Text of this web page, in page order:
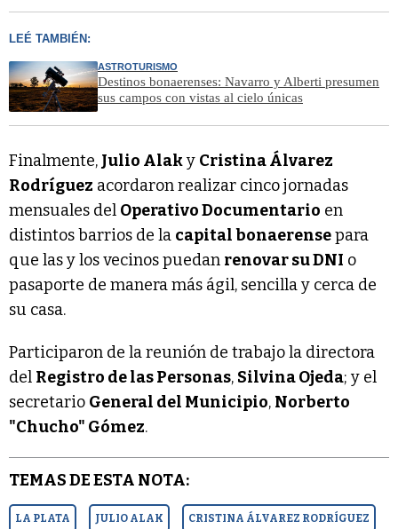
LEÉ TAMBIÉN:
ASTROTURISMO
Destinos bonaerenses: Navarro y Alberti presumen
sus campos con vistas al cielo únicas
Finalmente, Julio Alaky Cristina Álvarez
Rodríguez acordaron realizar cinco jornadas
mensuales del Operativo Documentario en
distintos barrios de la capital bonaerensepara
que las y los vecinos puedan renovar su DNI o
pasaporte de manera más ágil, sencilla y cerca de
su casa.
Participaron de la reunión de trabajo la directora
del Registro de las Personas, Silvina Ojeda; y el
secretario General del Municipio, Norberto
"Chucho" Gómez.
TEMAS DE ESTA NOTA:
LA PLATA JULIO ALAK CRISTINA ÁLVAREZ RODRÍGUEZ